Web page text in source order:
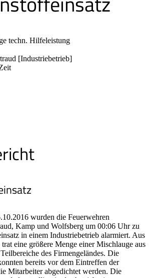
techn. Hilfeleistung
[Industriebetrieb]
wurden die Feuerwehren
Kamp und Wolfsberg um 00:06 Uhr zu
in einem Industriebetrieb alarmiert. Aus
eine größere Menge einer Mischlauge aus
des Firmengeländes. Die
bereits vor dem Eintreffen der
Mitarbeiter abgedichtet werden. Die